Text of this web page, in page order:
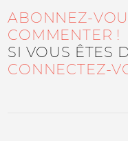
ABONNEZ-
COMMENTER !
SI VOUS ÊTES
CONNECTEZ-